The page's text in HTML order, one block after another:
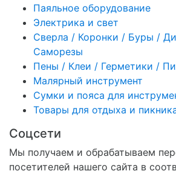
Паяльное оборудование
Электрика и свет
Сверла / Коронки / Буры /
Саморезы
Пены / Клеи / Герметики /
Малярный инструмент
Сумки и пояса для
Товары для отдыха и
Соцсети
Мы получаем и обрабатываем
посетителей нашего сайта в